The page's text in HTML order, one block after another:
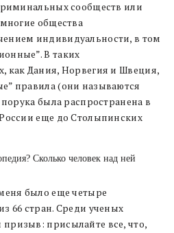
сообществ или
общества
индивидуальности, в том
В таких
как Дания, Норвегия и Швеция,
правила (они называются
порука была распространена в
еще до Столыпинских
Сколько человек над ней
было еще четыре
66 стран. Среди ученых
присылайте все, что,